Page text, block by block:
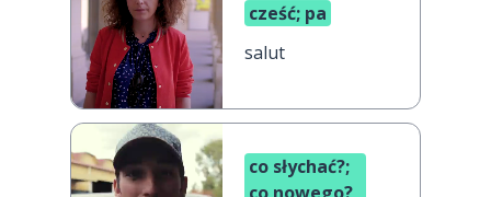
cześć; pa
salut
co słychać?;